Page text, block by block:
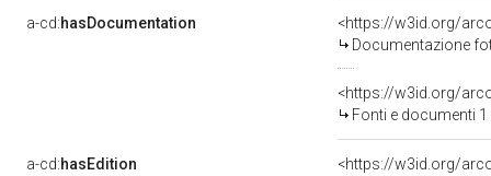
a-cd:hasDocumentation
Documentazione
<https://w3id.org/
Fonti e documenti
a-cd:hasEdition
<https://w3id.org/